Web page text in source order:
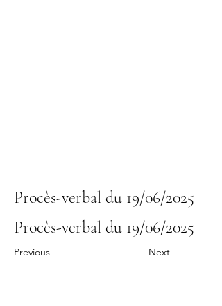
Procès-verbal du 19/06/2025
Procès-verbal du 19/06/2025
Previous Next